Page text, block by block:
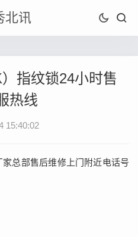
北讯
指纹锁24小时售
热线
15:40:02
总部售后维修上门附近电话号